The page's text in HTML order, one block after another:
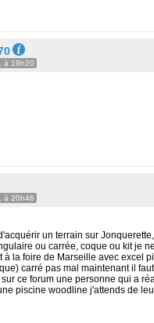
à 19h20
à 20h46
un terrain sur
ou carrée, coque ou kit je
à la foire de Marseille avec excel
carré pas mal maintenant il
ce forum une personne qui a
piscine woodline j'attends de